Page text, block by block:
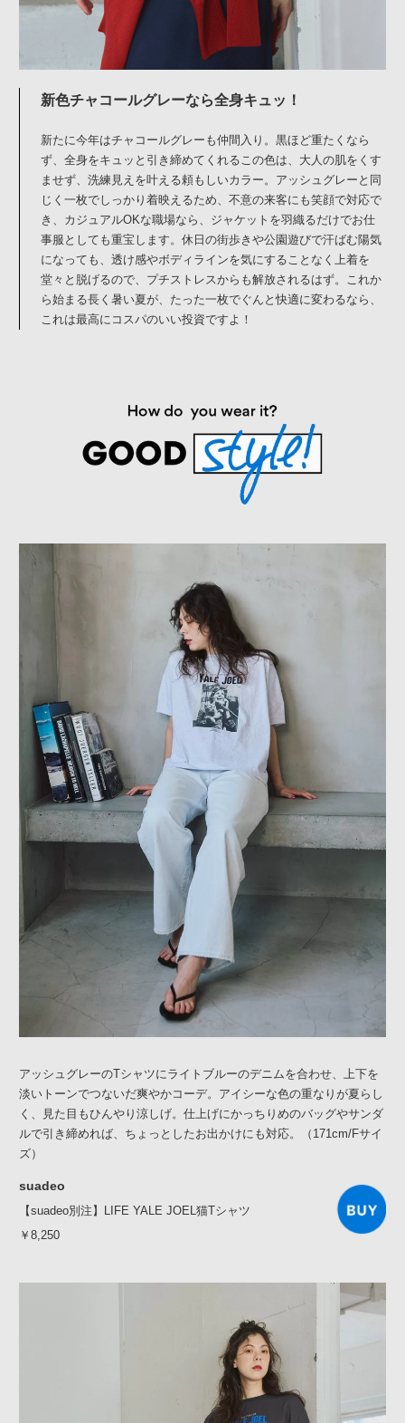
新色チャコールグレーなら全身キュッ！
新たに今年はチャコールグレーも仲間入り。黒ほど重たくなら
ず、全身をキュッと引き締めてくれるこの色は、大人の肌をくす
ませず、洗練見えを叶える頼もしいカラー。アッシュグレーと同
じく一枚でしっかり着映えるため、不意の来客にも笑顔で対応で
き、カジュアルOKな職場なら、ジャケットを羽織るだけでお仕
事服としても重宝します。休日の街歩きや公園遊びで汗ばむ陽気
になっても、透け感やボディラインを気にすることなく上着を
堂々と脱げるので、プチストレスからも解放されるはず。これか
ら始まる長く暑い夏が、たった一枚でぐんと快適に変わるなら、
これは最高にコスパのいい投資ですよ！
アッシュグレーのTシャツにライトブルーのデニムを合わせ、上下を
淡いトーンでつないだ爽やかコーデ。アイシーな色の重なりが夏らし
く、見た目もひんやり涼しげ。仕上げにかっちりめのバッグやサンダ
ルで引き締めれば、ちょっとしたお出かけにも対応。（171cm/Fサイ
ズ）
suadeo
【suadeo別注】LIFE YALE JOEL猫Tシャツ
￥8,250